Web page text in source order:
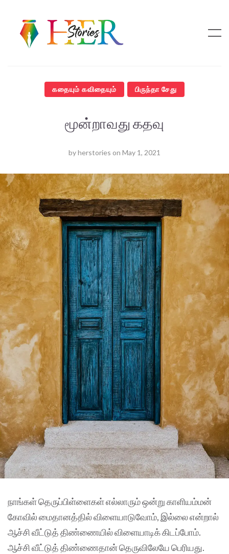
கதையும் கவிதையும் பிருந்தா சேது
மூன்றாவது கதவு
byherstories on May 1, 2021
நாங்கள் தெருப்பிள்ளைகள் எல்லாரும் ஒன்று காளியம்மன்
கோவில் மைதானத்தில் விளையாடுவோம், இல்லை என்றால்
ஆச்சி வீட்டுத் திண்ணையில் விளையாடிக் கிடப்போம்.
ஆச்சி வீட்டுத் திண்ணைதான் தெருவிலேயே பெரியது.